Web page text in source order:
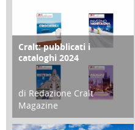
COPERTINA
Cralt: pubblicati i
cataloghi 2024
di Redazione Cralt
Magazine
21 Novembre 2023